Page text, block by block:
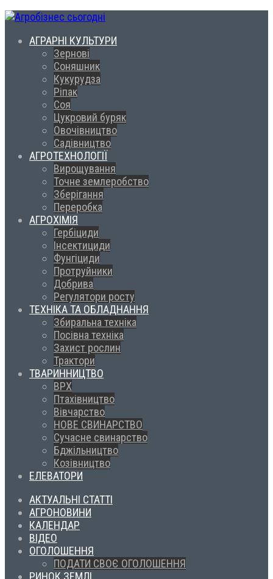
АГРАРНІ КУЛЬТУРИ
Зернові
Соняшник
Кукурудза
Ріпак
Соя
Цукровий буряк
Овочівництво
Садівництво
АГРОТЕХНОЛОГІЇ
Вирощування
Точне землеробство
Зберігання
Переробка
АГРОХІМІЯ
Гербіциди
Інсектициди
Фунгіциди
Протруйники
Добрива
Регулятори росту
ТЕХНІКА ТА ОБЛАДНАННЯ
Збиральна техніка
Посівна техніка
Захист рослин
Трактори
ТВАРИННИЦТВО
ВРХ
Птахівництво
Вівчарство
НОВЕ СВИНАРСТВО
Сучасне свинарство
Бджільництво
Козівництво
ЕЛЕВАТОРИ
АКТУАЛЬНІ СТАТТІ
АГРОНОВИНИ
КАЛЕНДАР
ВІДЕО
ОГОЛОШЕННЯ
ПОДАТИ СВОЄ ОГОЛОШЕННЯ
РИНОК ЗЕМЛІ